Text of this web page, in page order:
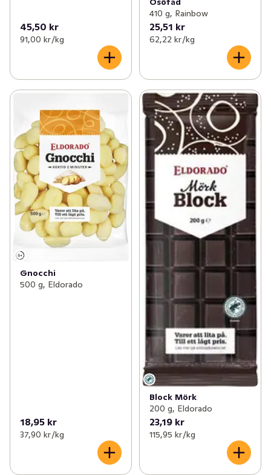
45,50 kr
91,00 kr /kg
410 g, Rainbow
25,51 kr
62,22 kr /kg
Gnocchi
500 g, Eldorado
18,95 kr
37,90 kr /kg
Block Mörk
200 g, Eldorado
23,19 kr
115,95 kr /kg